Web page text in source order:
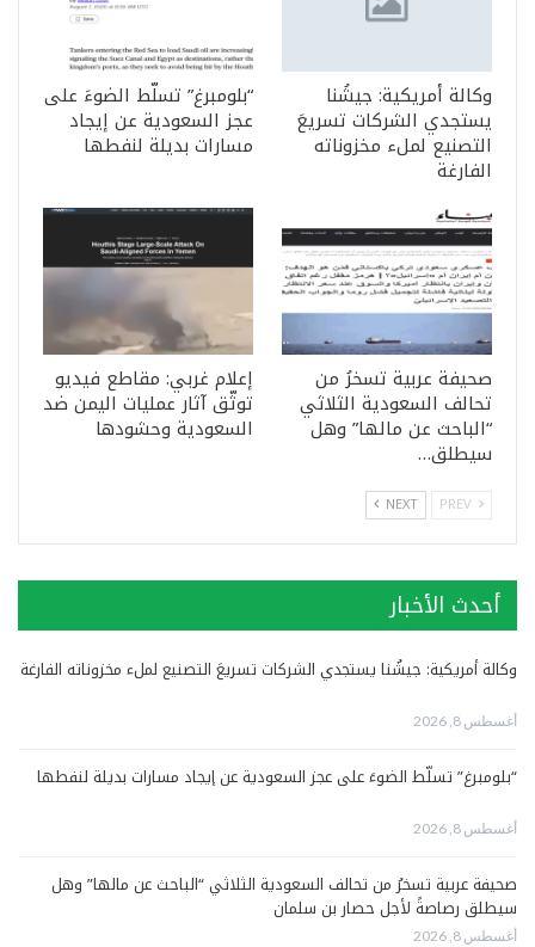
وكالة أمريكية: جيشُنا
يستجدي الشركات تسريعَ
التصنيع لملء مخزوناته
الفارغة
“بلومبرغ” تسلّط الضوءَ على
عجز السعودية عن إيجاد
مسارات بديلة لنفطها
صحيفة عربية تسخرُ من
تحالف السعودية الثلاثي
“الباحث عن مالها” وهل
سيطلق…
إعلام غربي: مقاطع فيديو
توثّق آثار عمليات اليمن ضد
السعودية وحشودها
NEXT
أحدث الأخبار
وكالة أمريكية: جيشُنا يستجدي الشركات تسريعَ التصنيع لملء مخزوناته الفارغة
أغسطس 8, 2026
“بلومبرغ” تسلّط الضوءَ على عجز السعودية عن إيجاد مسارات بديلة لنفطها
أغسطس 8, 2026
صحيفة عربية تسخرُ من تحالف السعودية الثلاثي “الباحث عن مالها” وهل
سيطلق رصاصةً لأجل حصار بن سلمان
أغسطس 8, 2026